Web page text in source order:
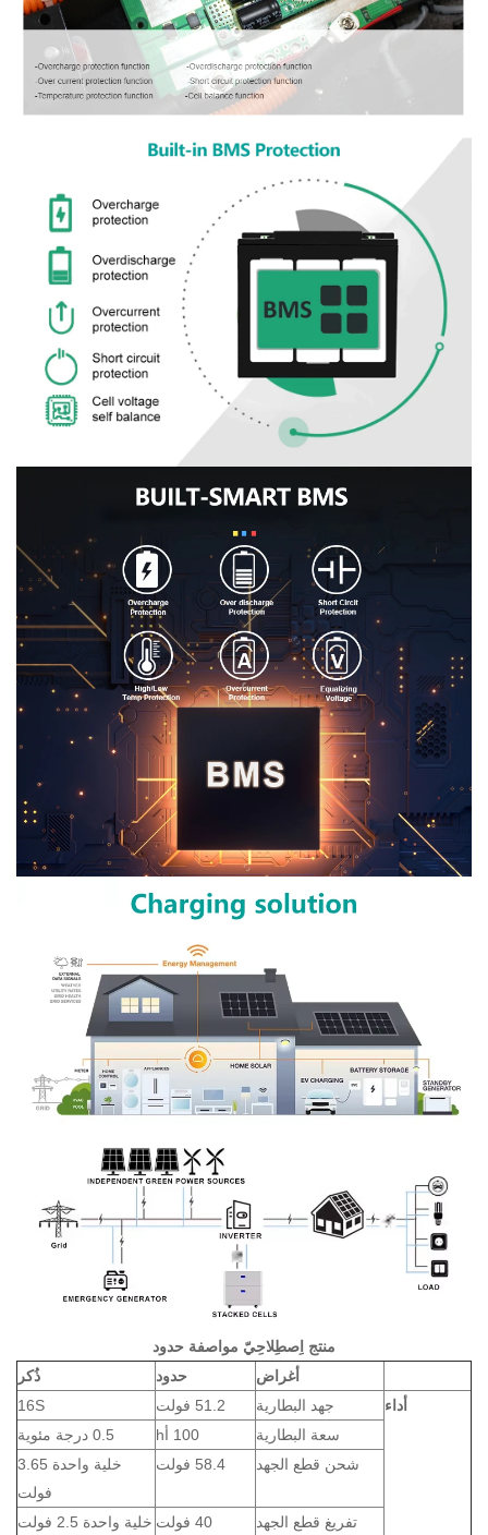
منتج اِصطِلاحِيّ مواصفة حدود
أغراض
حدود
ذُكر
أداء
جهد البطارية 51.2 فولت
16S
سعة البطارية
100 أh
0.5 درجة مئوية
شحن قطع الجهد
58.4 فولت
خلية واحدة 3.65
فولت
تفريغ قطع الجهد
40 فولت خلية واحدة 2.5 فولت